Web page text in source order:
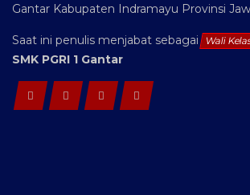
Gantar Kabupaten Indramayu Provinsi
Saat ini penulis menjabat sebagai Wali
SMK PGRI 1 Gantar